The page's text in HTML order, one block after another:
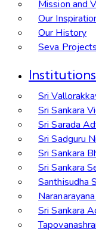
Mission and
Our
Our History
Seva Projects
Institutions
Sri
Sri Sankara
Sri Sarada
Sri Sadguru
Sri Sankara
Sri Sankara
Santhisudha
Sri Sankara